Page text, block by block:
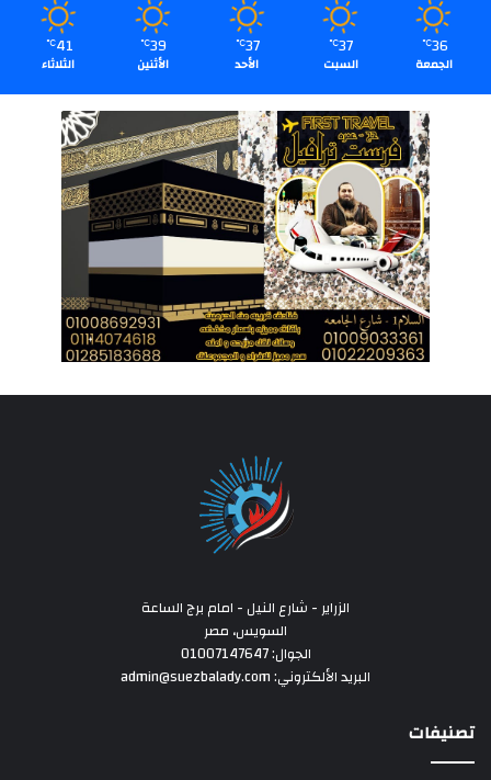
36
℃
الجمعة
37
℃
السبت
37
℃
الأحد
39
℃
الأثنين
41
℃
الثلاثاء
الزراير - شارع النيل - امام برج الساعة
السويس، مصر
الجوال: 01007147647
البريد الألكتروني: admin@suezbalady.com
تصنيفات